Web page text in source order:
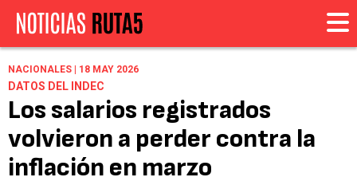
NACIONALES | 18 MAY 2026
DATOS DEL INDEC
Los salarios registrados
volvieron a perder contra la
inflación en marzo